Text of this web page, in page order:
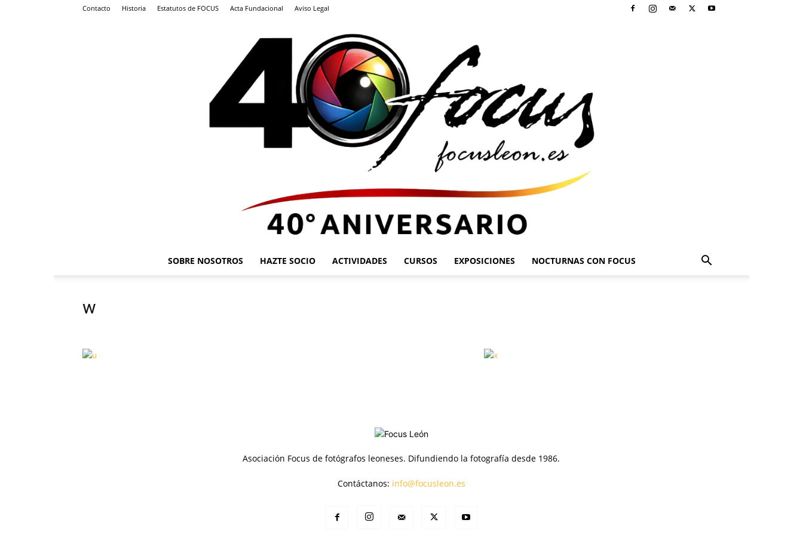
Contacto Historia Estatutos de FOCUS Acta Fundacional Aviso Legal
SOBRE NOSOTROS HAZTE SOCIO ACTIVIDADES CURSOS EXPOSICIONES NOCTURNAS CON FOCUS
w
Asociación Focus de fotógrafos leoneses. Difundiendo la fotografía desde 1986.
Contáctanos: info@focusleon.es